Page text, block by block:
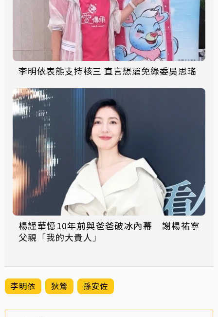
李明依表態支持核三 直言想罷免綠委吳思瑤
楊謹華憶10年前與爸爸破冰內幕 謝楊祐寧
父親「我的大貴人」
李明依 狄鶯 孫安佐